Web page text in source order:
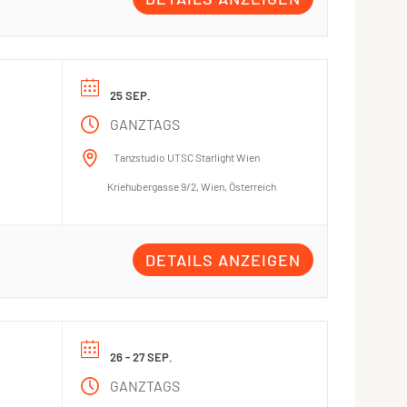
25 SEP.
GANZTAGS
Tanzstudio UTSC Starlight Wien
Kriehubergasse 9/2, Wien, Österreich
DETAILS ANZEIGEN
26 - 27 SEP.
GANZTAGS